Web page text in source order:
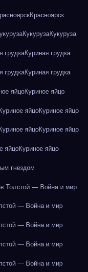
Красноярск
КукурузаКукуруза
грудкаКуриная грудка
грудкаКуриная грудка
яйцоКуриное яйцо
яйцоКуриное яйцо
Куриное яйцоКуриное яйцо
яйцоКуриное яйцо
гнездом
Толстой — Война и мир
— Война и мир
— Война и мир
— Война и мир
— Война и мир